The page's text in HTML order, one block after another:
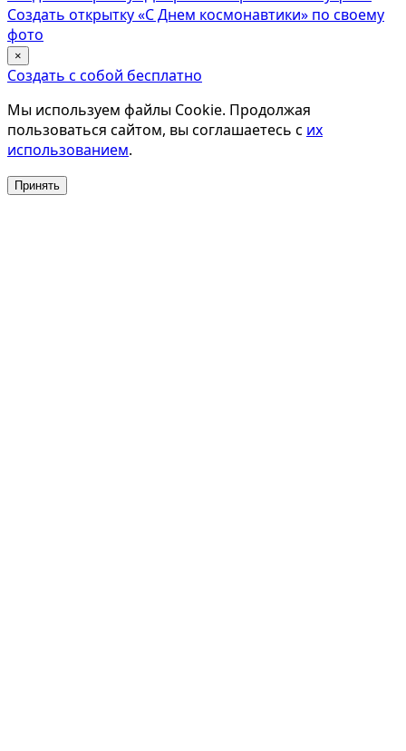
Создать открытку «С Днем космонавтики» по своему
фото
×
Создать с собой бесплатно
Мы используем файлы Cookie. Продолжая
пользоваться сайтом, вы соглашаетесь с их
использованием.
Принять